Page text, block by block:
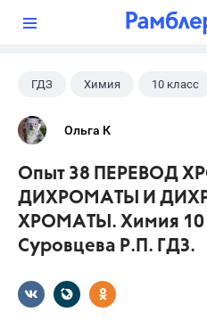
ГДЗ Химия 10 класс
Суровцева Р.П.
Ольга К
Опыт 38 ПЕРЕВОД
ДИХРОМАТЫ И
ХРОМАТЫ. Химия 10
Суровцева Р.П. ГДЗ.